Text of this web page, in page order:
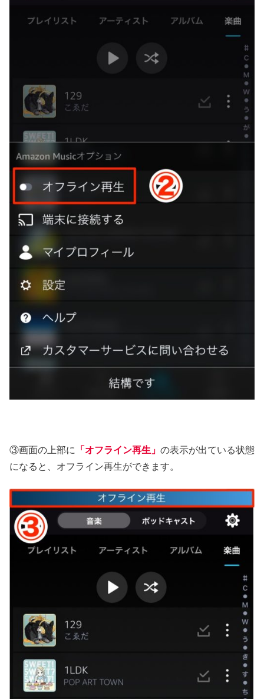
③画面の上部に 「オフライン再生」 の表示が出ている状態
になると、オフライン再生ができます。